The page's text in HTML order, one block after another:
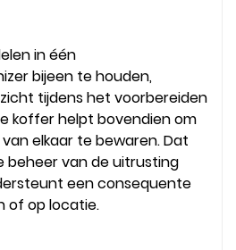
in één
bijeen te houden,
tijdens het voorbereiden
koffer helpt bovendien om
elkaar te bewaren. Dat
beheer van de uitrusting
een consequente
of op locatie.